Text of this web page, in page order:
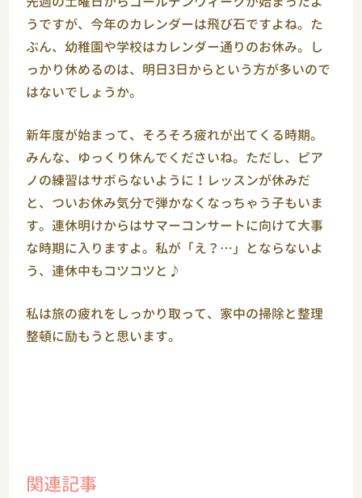
うですが、今年のカレンダーは飛び石ですよね。た
ぶん、幼稚園や学校はカレンダー通りのお休み。し
っかり休めるのは、明日3日からという方が多いので
はないでしょうか。
新年度が始まって、そろそろ疲れが出てくる時期。
みんな、ゆっくり休んでくださいね。ただし、ピア
ノの練習はサボらないように！レッスンが休みだ
と、ついお休み気分で弾かなくなっちゃう子もいま
す。連休明けからはサマーコンサートに向けて大事
な時期に入りますよ。私が「え？…」とならないよ
う、連休中もコツコツと♪
私は旅の疲れをしっかり取って、家中の掃除と整理
整頓に励もうと思います。
関連記事